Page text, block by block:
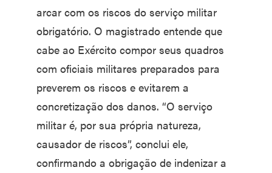
arcar com os riscos do serviço militar
obrigatório. O magistrado entende que
cabe ao Exército compor seus quadros
com oficiais militares preparados para
preverem os riscos e evitarem a
concretização dos danos. “O serviço
militar é, por sua própria natureza,
causador de riscos”, conclui ele,
confirmando a obrigação de indenizar a